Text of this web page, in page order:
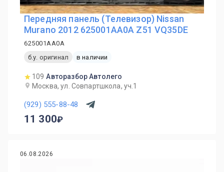
Передняя панель (Телевизор) Nissan
Murano 2012 625001AA0A Z51 VQ35DE
625001AA0A
б.у. оригинал
в наличии
109 Авторазбор Автолего
Москва, ул. Совпартшкола, уч.1
(929) 555-88-48
11 300
06.08.2026